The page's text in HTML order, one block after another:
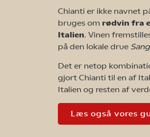
Chianti er ikke navnet
bruges om rødvin fra
Italien. Vinen
på den lokale drue
Det er netop
gjort Chianti til en af
Italien og resten af
Læs også vores